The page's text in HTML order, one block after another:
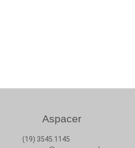
Aspacer
(19) 3545.1145